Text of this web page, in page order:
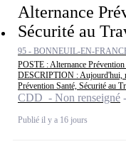
Alternance
Sécurité au
95 - BONNEUIL-EN-
POSTE : Alternance
DESCRIPTION : Aujourd'hui,
Prévention Santé, Sécurité au
CDD - Non renseigné
Publié il y a 16 jours